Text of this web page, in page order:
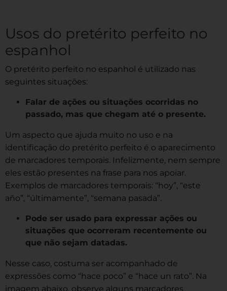
Usos do pretérito perfeito no
espanhol
O pretérito perfeito no espanhol é utilizado nas
seguintes situações:
Falar de ações ou situações ocorridas no
passado, mas que chegam até o presente.
Um aspecto que ajuda muito no uso e na
identificação do pretérito perfeito é o aparecimento
de marcadores temporais. Infelizmente, nem sempre
eles estão presentes na frase para nos apoiar.
Exemplos de marcadores temporais: “hoy”, “este
año”, “últimamente”, “semana pasada”.
Pode ser usado para expressar ações ou
situações que ocorreram recentemente ou
que não sejam datadas.
Nesse caso, costuma ser acompanhado de
expressões como “hace poco” e “hace un rato”. Na
imagem abaixo, observe alguns marcadores